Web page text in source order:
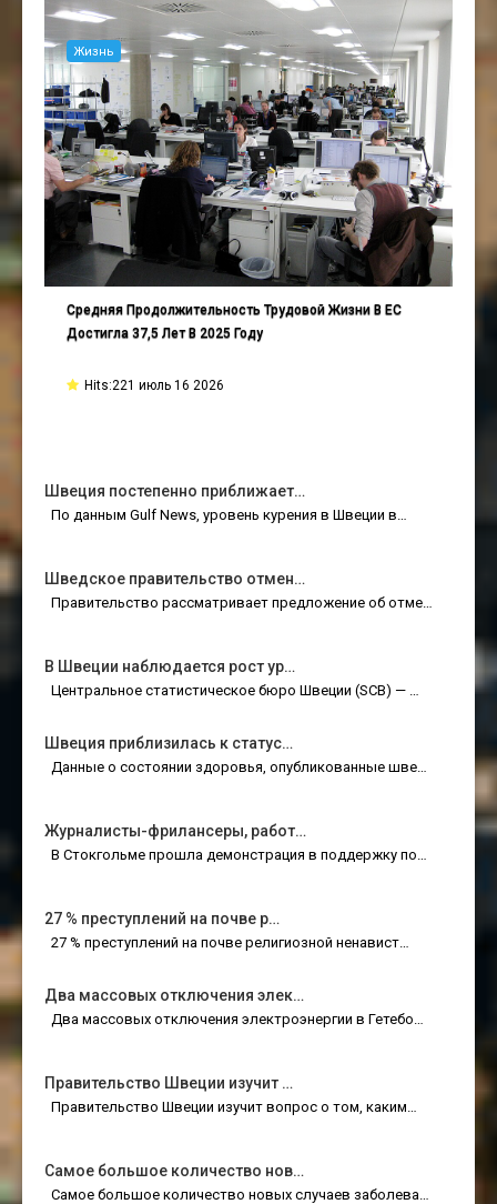
Средняя Продолжительность Трудовой Жизни В ЕС
Достигла 37,5 Лет В 2025 Году
Hits:221 июль 16 2026
Жизнь
Швеция постепенно приближает…
По данным Gulf News, уровень курения в Швеции в…
Шведское правительство отмен…
Правительство рассматривает предложение об отме…
В Швеции наблюдается рост ур…
Центральное статистическое бюро Швеции (SCB) — …
Швеция приблизилась к статус…
Данные о состоянии здоровья, опубликованные шве…
Журналисты-фрилансеры, работ…
В Стокгольме прошла демонстрация в поддержку по…
27 % преступлений на почве р…
27 % преступлений на почве религиозной ненавист…
Два массовых отключения элек…
Два массовых отключения электроэнергии в Гетебо…
Правительство Швеции изучит …
Правительство Швеции изучит вопрос о том, каким…
Самое большое количество нов…
Самое большое количество новых случаев заболева…